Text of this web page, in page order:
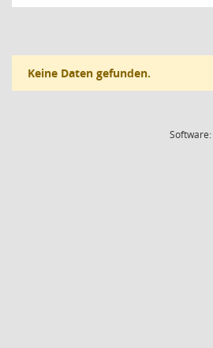
Keine Daten gefunden.
Software: